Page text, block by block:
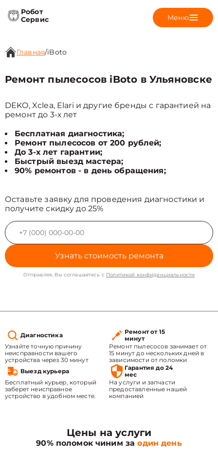
Робот
Сервис
Меню
Главная/iBoto
Ремонт пылесосов iBoto в Ульяновске
DEKO, Xclea, Elari и другие бренды с гарантией на
ремонт до 3-х лет
Бесплатная диагностика;
Ремонт пылесосов от 200 рублей;
До 3-х лет гарантии;
Быстрый выезд мастера;
90% ремонтов - в день обращения;
Оставьте заявку для проведения диагностики и
получите скидку до 25%
Узнать стоимость ремонта
Отправляя, Вы соглашаетесь с Политикой конфиденциальности
Диагностика
Узнайте точную причину
неисправности вашего
устройства через 30 минут
Ремонт от 15
минут
Ремонт пылесосов занимает от
15 минут до нескольких дней в
зависимости от поломки
Выезд курьера
Бесплатный курьер, который
заберет неисправное
устройство в удобном месте.
Гарантия до 24
мес
На услуги и запчасти
предоставленные нашей
компанией
Цены на услуги
90% поломок чиним заодин день